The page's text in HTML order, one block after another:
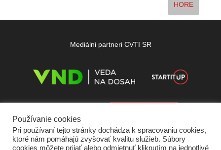
HORE
Mediálni partneri CVTI SR
Používanie cookies
Pri používaní tejto stránky dochádza k spracovaniu cookies,
ktoré nám pomáhajú zvyšovať kvalitu služieb. Súbory
cookies môžete prijať alebo odmietnuť kliknutím na jednotlivé